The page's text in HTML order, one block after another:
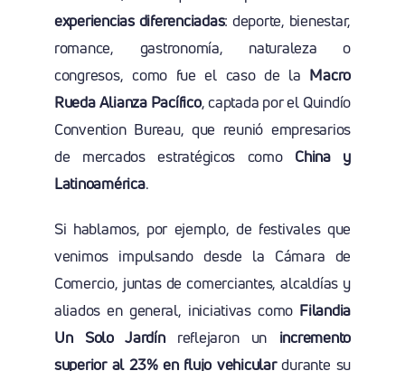
experiencias diferenciadas: deporte, bienestar,
romance, gastronomía, naturaleza o
congresos, como fue el caso de la Macro
Rueda Alianza Pacífico, captada por el Quindío
Convention Bureau, que reunió empresarios
de mercados estratégicos como China y
Latinoamérica.
Si hablamos, por ejemplo, de festivales que
venimos impulsando desde la Cámara de
Comercio, juntas de comerciantes, alcaldías y
aliados en general, iniciativas como Filandia
Un Solo Jardínreflejaron un incremento
superior al 23% en flujo vehiculardurante su